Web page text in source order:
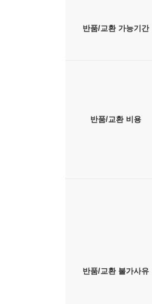
반품/교환 가능기간
반품/교환 비용
반품/교환 불가사유